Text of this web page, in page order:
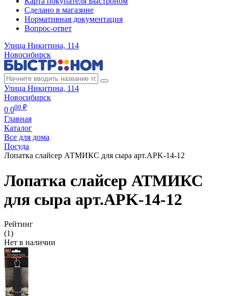
Сделано в магазине
Нормативная документация
Вопрос-ответ
Улица Никитина, 114
Новосибирск
Улица Никитина, 114
Новосибирск
0 000 ₽
Главная
Каталог
Все для дома
Посуда
Лопатка слайсер АТМИКС для сыра арт.APK-14-12
Лопатка слайсер АТМИКС
для сыра арт.APK-14-12
Рейтинг
(1)
Нет в наличии